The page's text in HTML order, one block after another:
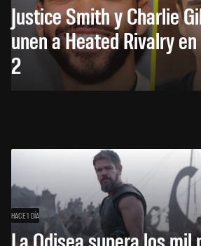
Justice Smith y Charlie
unen a Heated Rivalry
2
HACE 1 DÍA
La Odisea supera los mil